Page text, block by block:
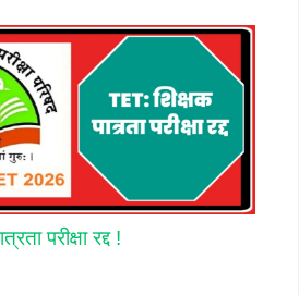
परीक्षा रद्द !